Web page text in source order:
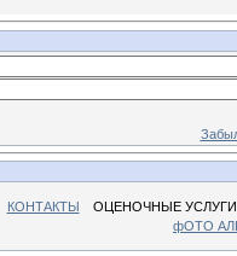
КОНТАКТЫ
ОЦЕНОЧНЫЕ УСЛУГИ
фОТО